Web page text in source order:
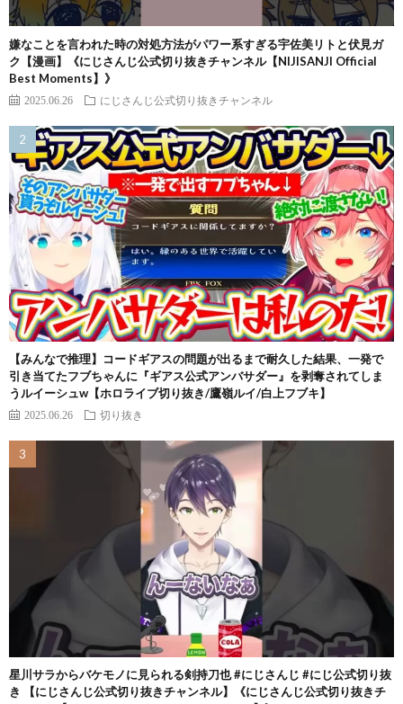
嫌なことを言われた時の対処方法がパワー系すぎる宇佐美リトと伏見ガ
ク【漫画】《にじさんじ公式切り抜きチャンネル【NIJISANJI Official
Best Moments】》
2025.06.26 にじさんじ公式切り抜きチャンネル
【みんなで推理】コードギアスの問題が出るまで耐久した結果、一発で
引き当てたフブちゃんに『ギアス公式アンバサダー』を剥奪されてしま
うルイーシュw【ホロライブ切り抜き/鷹嶺ルイ/白上フブキ】
2025.06.26 切り抜き
星川サラからバケモノに見られる剣持刀也 #にじさんじ #にじ公式切り抜
き 【にじさんじ公式切り抜きチャンネル】《にじさんじ公式切り抜きチ